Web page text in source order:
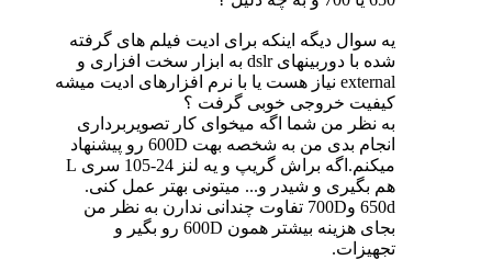
یه سوال دیگه اینکه برای ادیت فیلم های گرفته
شده با دوربینهای dslr به ابزار سخت افزاری و
external نیاز هست یا با نرم افزارهای ادیت میشه
کیفیت خروجی خوبی گرفت ؟
به نظر من شما اگه میخوای کار تصویربرداری
انجام بدی من به شخصه بهت 600D رو پیشنهاد
میکنم.اگه براش گریپ و یه لنز 24-105 سری L
هم بگیری و شیدر و... میتونی بهتر عمل کنی.
650d و700D تفاوت چندانی ندارن به نظر من
بجای هزینه بیشتر همون 600D رو بگیر و
تجهیزات.